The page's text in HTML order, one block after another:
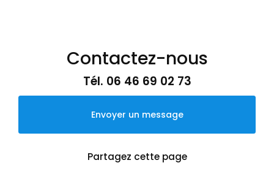
Contactez-nous
Tél. 06 46 69 02 73
Envoyer un message
Partagez cette page